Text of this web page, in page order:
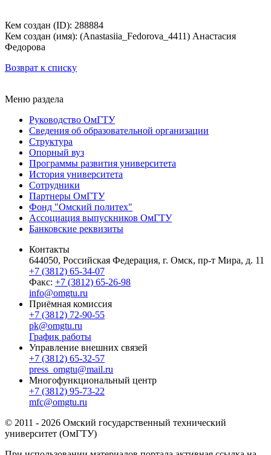
Кем создан (ID): 288884
Кем создан (имя): (Anastasiia_Fedorova_4411) Анастасия
Федорова
Возврат к списку
Меню раздела
Руководство ОмГТУ
Сведения об образовательной организации
Структура
Опорный вуз
Программы развития университета
История университета
Сотрудники
Партнеры ОмГТУ
Фонд "Омский политех"
Ассоциация выпускников ОмГТУ
Банковские реквизиты
Контакты
644050, Российская Федерация, г. Омск, пр-т Мира, д. 11
+7 (3812) 65-34-07
Факс: +7 (3812) 65-26-98
info@omgtu.ru
Приёмная комиссия
+7 (3812) 72-90-55
pk@omgtu.ru
График работы
Управление внешних связей
+7 (3812) 65-32-57
press_omgtu@mail.ru
Многофункциональный центр
+7 (3812) 95-73-22
mfc@omgtu.ru
© 2011 - 2026 Омский государственный технический
университет (ОмГТУ)